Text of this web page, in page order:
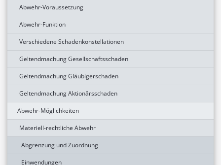
Abwehr-Voraussetzung
Abwehr-Funktion
Verschiedene Schadenkonstellationen
Geltendmachung Gesellschaftsschaden
Geltendmachung Gläubigerschaden
Geltendmachung Aktionärsschaden
Abwehr-Möglichkeiten
Materiell-rechtliche Abwehr
Abgrenzung und Zuordnung
Einwendungen